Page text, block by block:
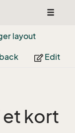
Toggle
layout
Edit
et kort